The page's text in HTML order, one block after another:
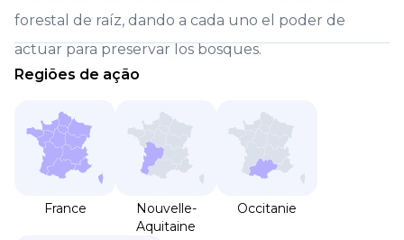
forestal de raíz, dando a cada uno el poder de
actuar para preservar los bosques.
Regiões de ação
France
Nouvelle-
Aquitaine
Occitanie